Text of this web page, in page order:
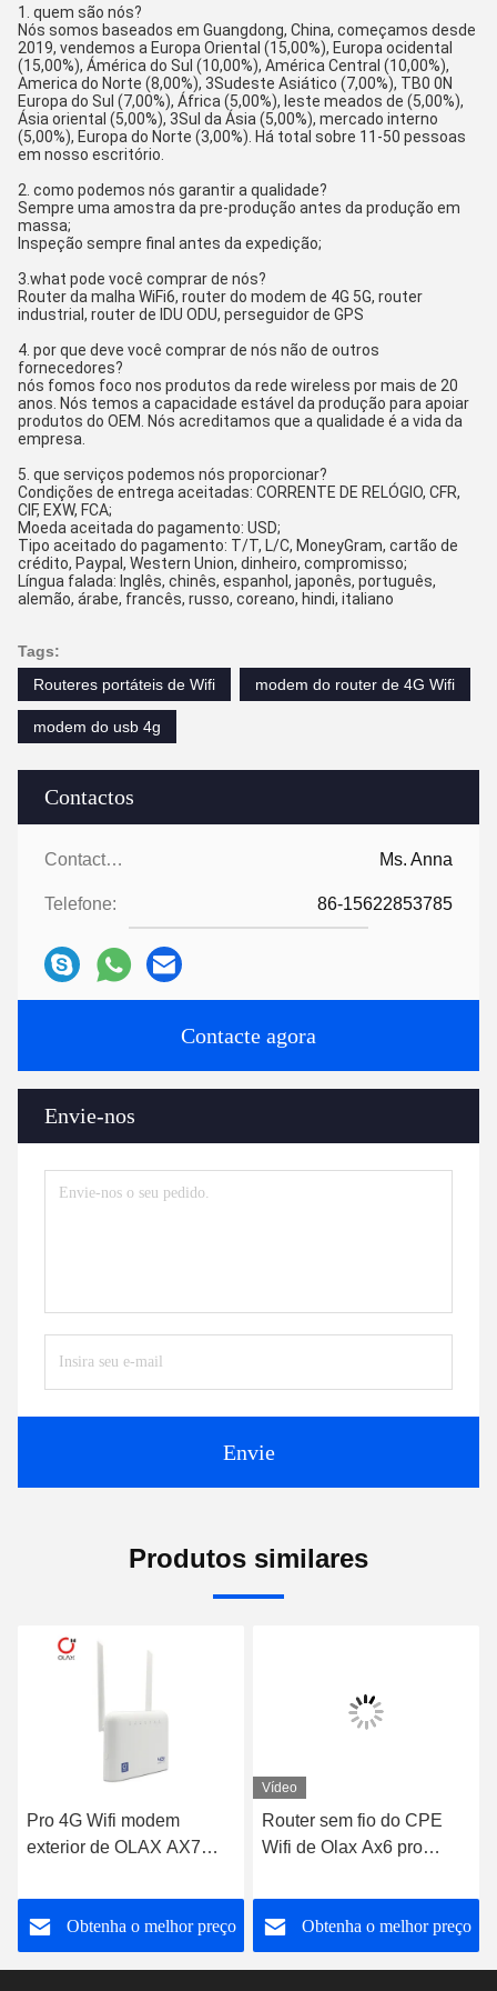
Contactos
Contactos: Ms. Anna
Telefone: 86-15622853785
Contacte agora
Envie-nos
Envie
1. quem são nós?
Nós somos baseados em Guangdong, China, começamos desde
2019, vendemos a Europa Oriental (15,00%), Europa ocidental
(15,00%), Ámérica do Sul (10,00%), América Central (10,00%),
America do Norte (8,00%), 3Sudeste Asiático (7,00%), TB0 0N
Europa do Sul (7,00%), África (5,00%), leste meados de (5,00%),
Ásia oriental (5,00%), 3Sul da Ásia (5,00%), mercado interno
(5,00%), Europa do Norte (3,00%). Há total sobre 11-50 pessoas
em nosso escritório.
2. como podemos nós garantir a qualidade?
Sempre uma amostra da pre-produção antes da produção em
massa;
Inspeção sempre final antes da expedição;
3.what pode você comprar de nós?
Router da malha WiFi6, router do modem de 4G 5G, router
industrial, router de IDU ODU, perseguidor de GPS
4. por que deve você comprar de nós não de outros
fornecedores?
nós fomos foco nos produtos da rede wireless por mais de 20
anos. Nós temos a capacidade estável da produção para apoiar
produtos do OEM. Nós acreditamos que a qualidade é a vida da
empresa.
5. que serviços podemos nós proporcionar?
Condições de entrega aceitadas: CORRENTE DE RELÓGIO, CFR,
CIF, EXW, FCA;
Moeda aceitada do pagamento: USD;
Tipo aceitado do pagamento: T/T, L/C, MoneyGram, cartão de
crédito, Paypal, Western Union, dinheiro, compromisso;
Língua falada: Inglês, chinês, espanhol, japonês, português,
alemão, árabe, francês, russo, coreano, hindi, italiano
Tags:
Routeres portáteis de Wifi
modem do router de 4G Wifi
modem do usb 4g
Produtos similares
Pro 4G Wifi modem
exterior de OLAX AX7
5000mah 300mbps
Obtenha o melhor preço
Vídeo
Router sem fio do CPE
Wifi de Olax Ax6 pro
4G LTE da casa
Obtenha o melhor preço